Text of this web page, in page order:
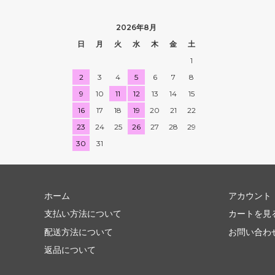
2026年8月
日
月 火 水 木 金
土
1
2
3 4 5 6 7
8
9
10 11 12 13 14
15
16
17 18 19 20 21
22
23
24 25 26 27 28
29
30
31
ホーム
支払い方法について
配送方法について
返品について
アカウント
カートを見
お問い合わ